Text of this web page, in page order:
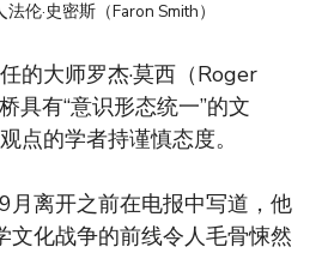
法伦·史密斯（Faron Smith）
的大师罗杰·莫西（Roger
具有“意识形态统一”的文
点的学者持谨慎态度。
月离开之前在电报中写道，他
文化战争的前线令人毛骨悚然